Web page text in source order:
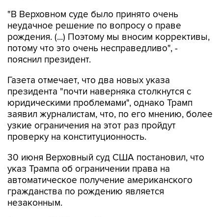
"В Верховном суде было принято очень
неудачное решение по вопросу о праве
рождения. (...) Поэтому мы вносим коррективы,
потому что это очень несправедливо", -
пояснил президент.
Газета отмечает, что два новых указа
президента "почти наверняка столкнутся с
юридическими проблемами", однако Трамп
заявил журналистам, что, по его мнению, более
узкие ограничения на этот раз пройдут
проверку на конституционность.
30 июня Верховный суд США постановил, что
указ Трампа об ограничении права на
автоматическое получение американского
гражданства по рождению является
незаконным.